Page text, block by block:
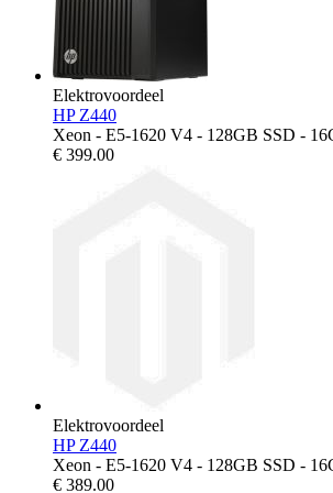
Elektrovoordeel
HP Z440
Xeon - E5-1620 V4 - 128GB SSD -
€ 399.00
Elektrovoordeel
HP Z440
Xeon - E5-1620 V4 - 128GB SSD -
€ 389.00